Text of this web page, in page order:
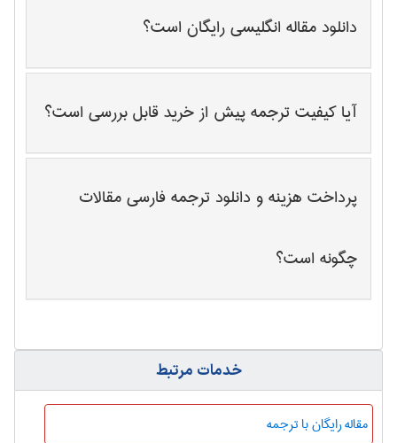
دانلود مقاله انگلیسی رایگان است؟
آیا کیفیت ترجمه پیش از خرید قابل بررسی است؟
پرداخت هزینه و دانلود ترجمه فارسی مقالات
چگونه است؟
خدمات مرتبط
مقاله رایگان با ترجمه